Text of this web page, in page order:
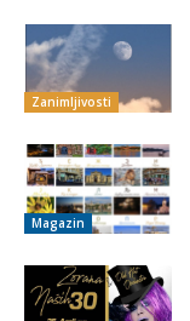
Zanimljivosti
Magazin